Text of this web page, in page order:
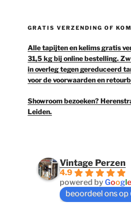
GRATIS VERZENDING OF
Alle tapijten en kelims gratis
31,5 kg bij online bestelling.
in overleg tegen gereduceerd
voor de voorwaarden en
Showroom bezoeken?
Leiden.
Vintage Perzen
4.9
powered byGoogle
beoordeel ons op